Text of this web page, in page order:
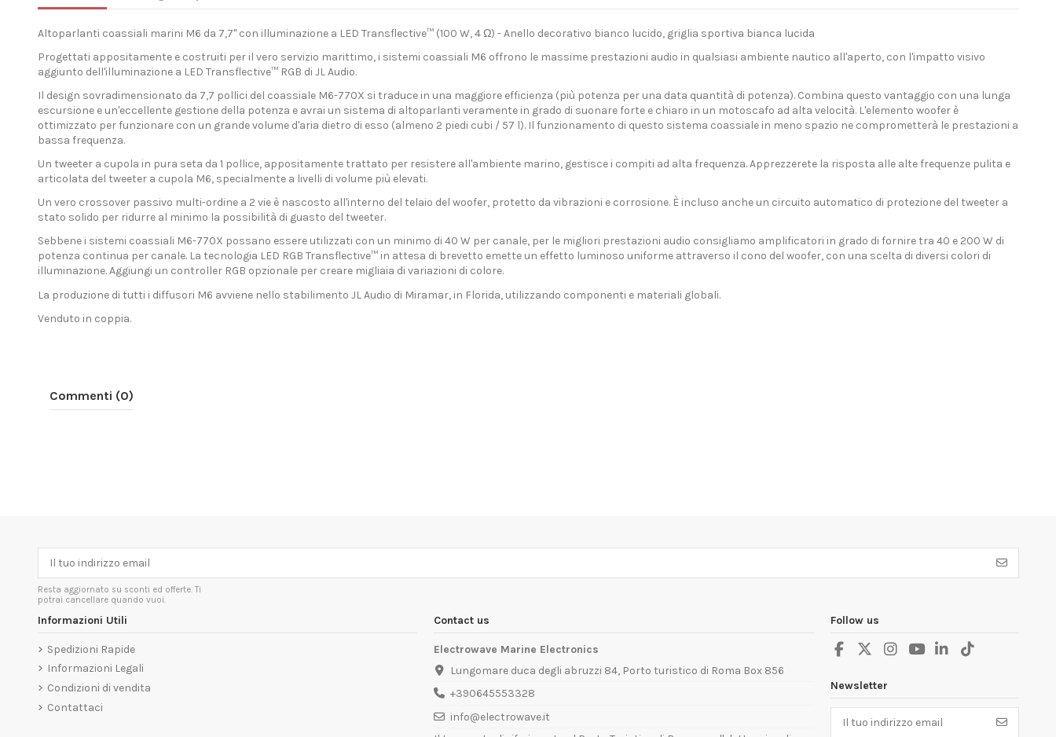
Altoparlanti coassiali marini M6 da 7,7" con illuminazione a LED Transflective™ (100 W, 4 Ω) - Anello decorativo bianco lucido, griglia sportiva bianca lucida
Progettati appositamente e costruiti per il vero servizio marittimo, i sistemi coassiali M6 offrono le massime prestazioni audio in qualsiasi ambiente nautico all'aperto, con l'impatto visivo
aggiunto dell'illuminazione a LED Transflective™ RGB di JL Audio.
Il design sovradimensionato da 7,7 pollici del coassiale M6-770X si traduce in una maggiore efficienza (più potenza per una data quantità di potenza). Combina questo vantaggio con una lunga
escursione e un'eccellente gestione della potenza e avrai un sistema di altoparlanti veramente in grado di suonare forte e chiaro in un motoscafo ad alta velocità. L'elemento woofer è
ottimizzato per funzionare con un grande volume d'aria dietro di esso (almeno 2 piedi cubi / 57 l). Il funzionamento di questo sistema coassiale in meno spazio ne comprometterà le prestazioni a
bassa frequenza.
Un tweeter a cupola in pura seta da 1 pollice, appositamente trattato per resistere all'ambiente marino, gestisce i compiti ad alta frequenza. Apprezzerete la risposta alle alte frequenze pulita e
articolata del tweeter a cupola M6, specialmente a livelli di volume più elevati.
Un vero crossover passivo multi-ordine a 2 vie è nascosto all'interno del telaio del woofer, protetto da vibrazioni e corrosione. È incluso anche un circuito automatico di protezione del tweeter a
stato solido per ridurre al minimo la possibilità di guasto del tweeter.
Sebbene i sistemi coassiali M6-770X possano essere utilizzati con un minimo di 40 W per canale, per le migliori prestazioni audio consigliamo amplificatori in grado di fornire tra 40 e 200 W di
potenza continua per canale. La tecnologia LED RGB Transflective™ in attesa di brevetto emette un effetto luminoso uniforme attraverso il cono del woofer, con una scelta di diversi colori di
illuminazione. Aggiungi un controller RGB opzionale per creare migliaia di variazioni di colore.
La produzione di tutti i diffusori M6 avviene nello stabilimento JL Audio di Miramar, in Florida, utilizzando componenti e materiali globali.
Venduto in coppia.
Commenti (0)
Resta aggiornato su sconti ed offerte. Ti
potrai cancellare quando vuoi.
Informazioni Utili
Spedizioni Rapide
Informazioni Legali
Condizioni di vendita
Contattaci
Contact us
Electrowave Marine Electronics
Lungomare duca degli abruzzi 84, Porto turistico di Roma Box 856
+390645553328
info@electrowave.it
Follow us
Newsletter